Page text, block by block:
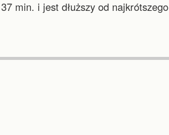
min. i jest dłuższy od